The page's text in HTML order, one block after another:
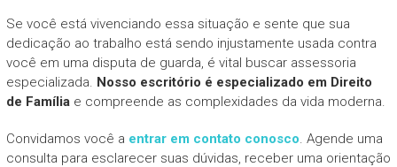
Se você está vivenciando essa situação e sente que sua
dedicação ao trabalho está sendo injustamente usada contra
você em uma disputa de guarda, é vital buscar assessoria
especializada. Nosso escritório é especializado em Direito
de Famíliae compreende as complexidades da vida moderna.
Convidamos você a entrar em contato conosco. Agende uma
consulta para esclarecer suas dúvidas, receber uma orientação